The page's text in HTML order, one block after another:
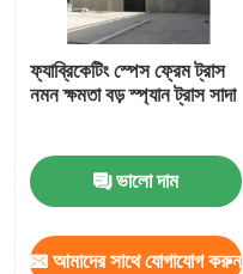
ফ্যাব্রিকেটিং স্পেস ফ্রেম ট্রাস
নমন ক্ষমতা বড় স্প্যান ট্রাস সাদা
ভালো দাম
আমাদের সাথে যোগাযোগ করুন